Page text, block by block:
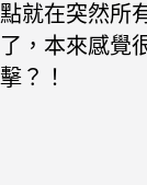
點就在突然所
了，本來感覺
擊？！